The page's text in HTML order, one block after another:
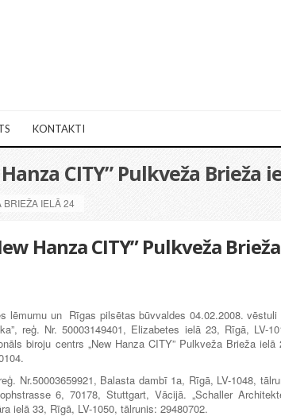
KONTAKTI
CITY” Pulkveža Brieža
BRIEŽA IELĀ 24
Hanza CITY” Pulkveža Brieža
lēmumu un Rīgas pilsētas būvvaldes 04.02.2008. vēstuli
reģ. Nr. 50003149401, Elizabetes ielā 23, Rīgā, LV-
biroju centrs „New Hanza CITY” Pulkveža Brieža ielā
Nr.50003659921, Balasta dambī 1a, Rīgā, LV-1048,
6, 70178, Stuttgart, Vācijā. „Schaller
ielā 33, Rīgā, LV-1050, tālrunis: 29480702.